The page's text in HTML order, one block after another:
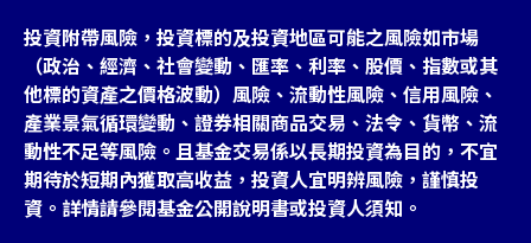
投資附帶風險，投資標的及投資地區可能之風險如市場
（政治、經濟、社會變動、匯率、利率、股價、指數或其
他標的資產之價格波動）風險、流動性風險、信用風險、
產業景氣循環變動、證券相關商品交易、法令、貨幣、流
動性不足等風險。且基金交易係以長期投資為目的，不宜
期待於短期內獲取高收益，投資人宜明辨風險，謹慎投
資。詳情請參閱基金公開說明書或投資人須知。